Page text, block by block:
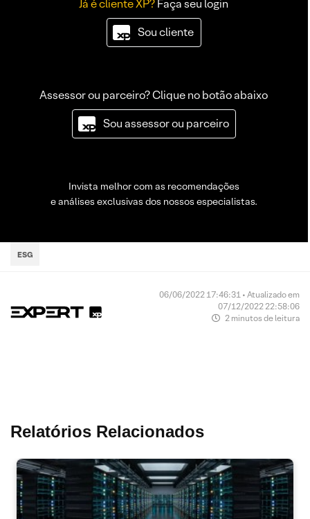
Já é cliente XP? Faça seu login
Sou cliente
Assessor ou parceiro? Clique no botão abaixo
Sou assessor ou parceiro
Invista melhor com as recomendações
e análises exclusivas dos nossos especialistas.
ESG
06/06/2022 17:46:31 • Atualizado em
07/12/2022 22:58:06
2 minutos de leitura
Relatórios Relacionados